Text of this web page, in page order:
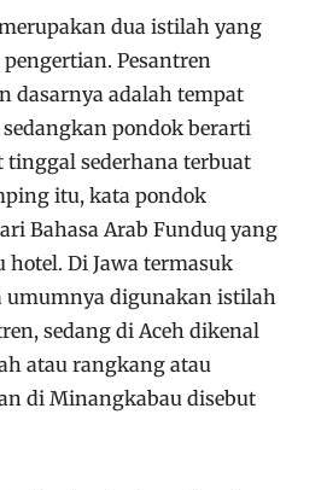
dua istilah yang
Pesantren
dasarnya adalah tempat
pondok berarti
sederhana terbuat
itu, kata pondok
Bahasa Arab Funduq yang
hotel. Di Jawa termasuk
umumnya digunakan istilah
sedang di Aceh dikenal
atau rangkang atau
di Minangkabau disebut